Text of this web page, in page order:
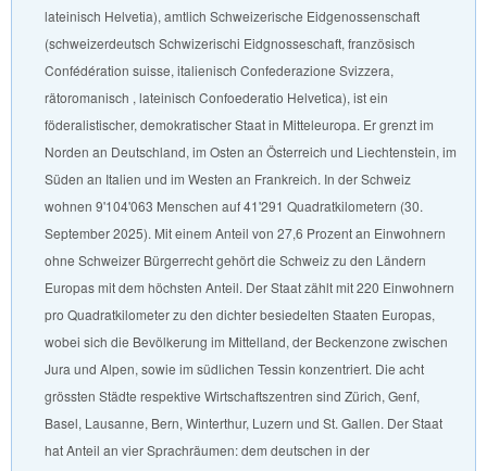
lateinisch Helvetia), amtlich Schweizerische Eidgenossenschaft
(schweizerdeutsch Schwizerischi Eidgnosseschaft, französisch
Confédération suisse, italienisch Confederazione Svizzera,
rätoromanisch , lateinisch Confoederatio Helvetica), ist ein
föderalistischer, demokratischer Staat in Mitteleuropa. Er grenzt im
Norden an Deutschland, im Osten an Österreich und Liechtenstein, im
Süden an Italien und im Westen an Frankreich. In der Schweiz
wohnen 9'104'063 Menschen auf 41'291 Quadrat­kilometern (30.
September 2025). Mit einem Anteil von 27,6 Prozent an Einwohnern
ohne Schweizer Bürgerrecht gehört die Schweiz zu den Ländern
Europas mit dem höchsten Anteil. Der Staat zählt mit 220 Einwohnern
pro Quadratkilometer zu den dichter besiedelten Staaten Europas,
wobei sich die Bevölkerung im Mittelland, der Beckenzone zwischen
Jura und Alpen, sowie im südlichen Tessin konzentriert. Die acht
grössten Städte respektive Wirtschaftszentren sind Zürich, Genf,
Basel, Lausanne, Bern, Winterthur, Luzern und St. Gallen. Der Staat
hat Anteil an vier Sprachräumen: dem deutschen in der